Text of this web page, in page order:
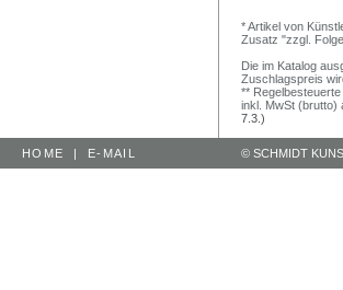
* Artikel von
Zusatz "zzgl.
Die im Katalog
Zuschlagspreis
**
inkl. MwSt (brutto)
7.3.)
HOME | E-MAIL © SCHMIDT